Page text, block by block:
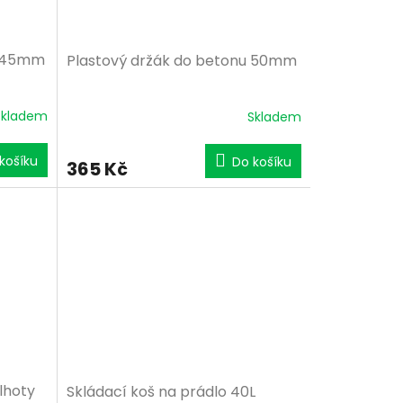
Plastový držák do betonu 50mm
Skladem
365 Kč Do košíku
Skládací koš na prádlo 40L